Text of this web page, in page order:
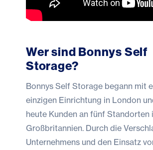
Wer sind Bonnys Self
Storage?
Bonnys Self Storage begann mit
einzigen Einrichtung in London
heute Kunden an fünf Standorten
Großbritannien. Durch die
Unternehmens und den Einsatz